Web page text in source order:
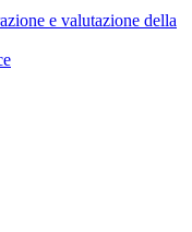
e valutazione della